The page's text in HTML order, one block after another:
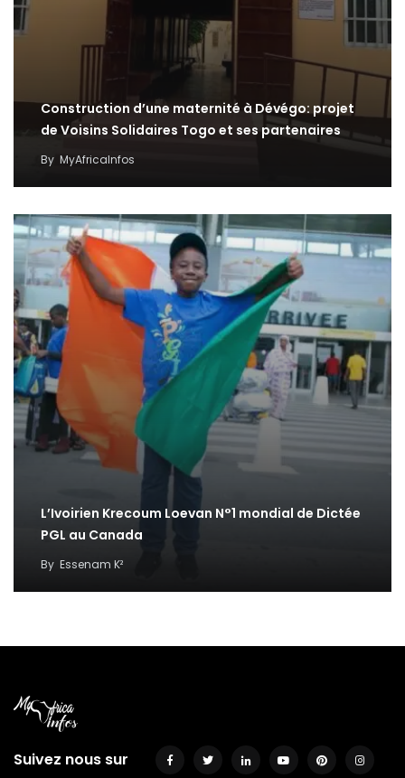
Construction d’une maternité à Dévégo: projet
de Voisins Solidaires Togo et ses partenaires
By MyAfricaInfos
L’Ivoirien Krecoum Loevan N°1 mondial de Dictée
PGL au Canada
By Essenam K²
Suivez nous sur